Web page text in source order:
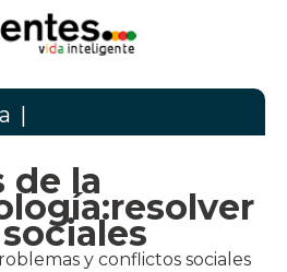
de la
y conflictos sociales